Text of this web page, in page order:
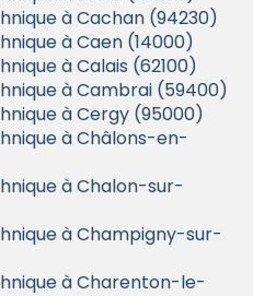
à Cachan (94230)
à Caen (14000)
à Calais (62100)
à Cambrai (59400)
à Cergy (95000)
à Châlons-en-
à Chalon-sur-
à Champigny-sur-
à Charenton-le-